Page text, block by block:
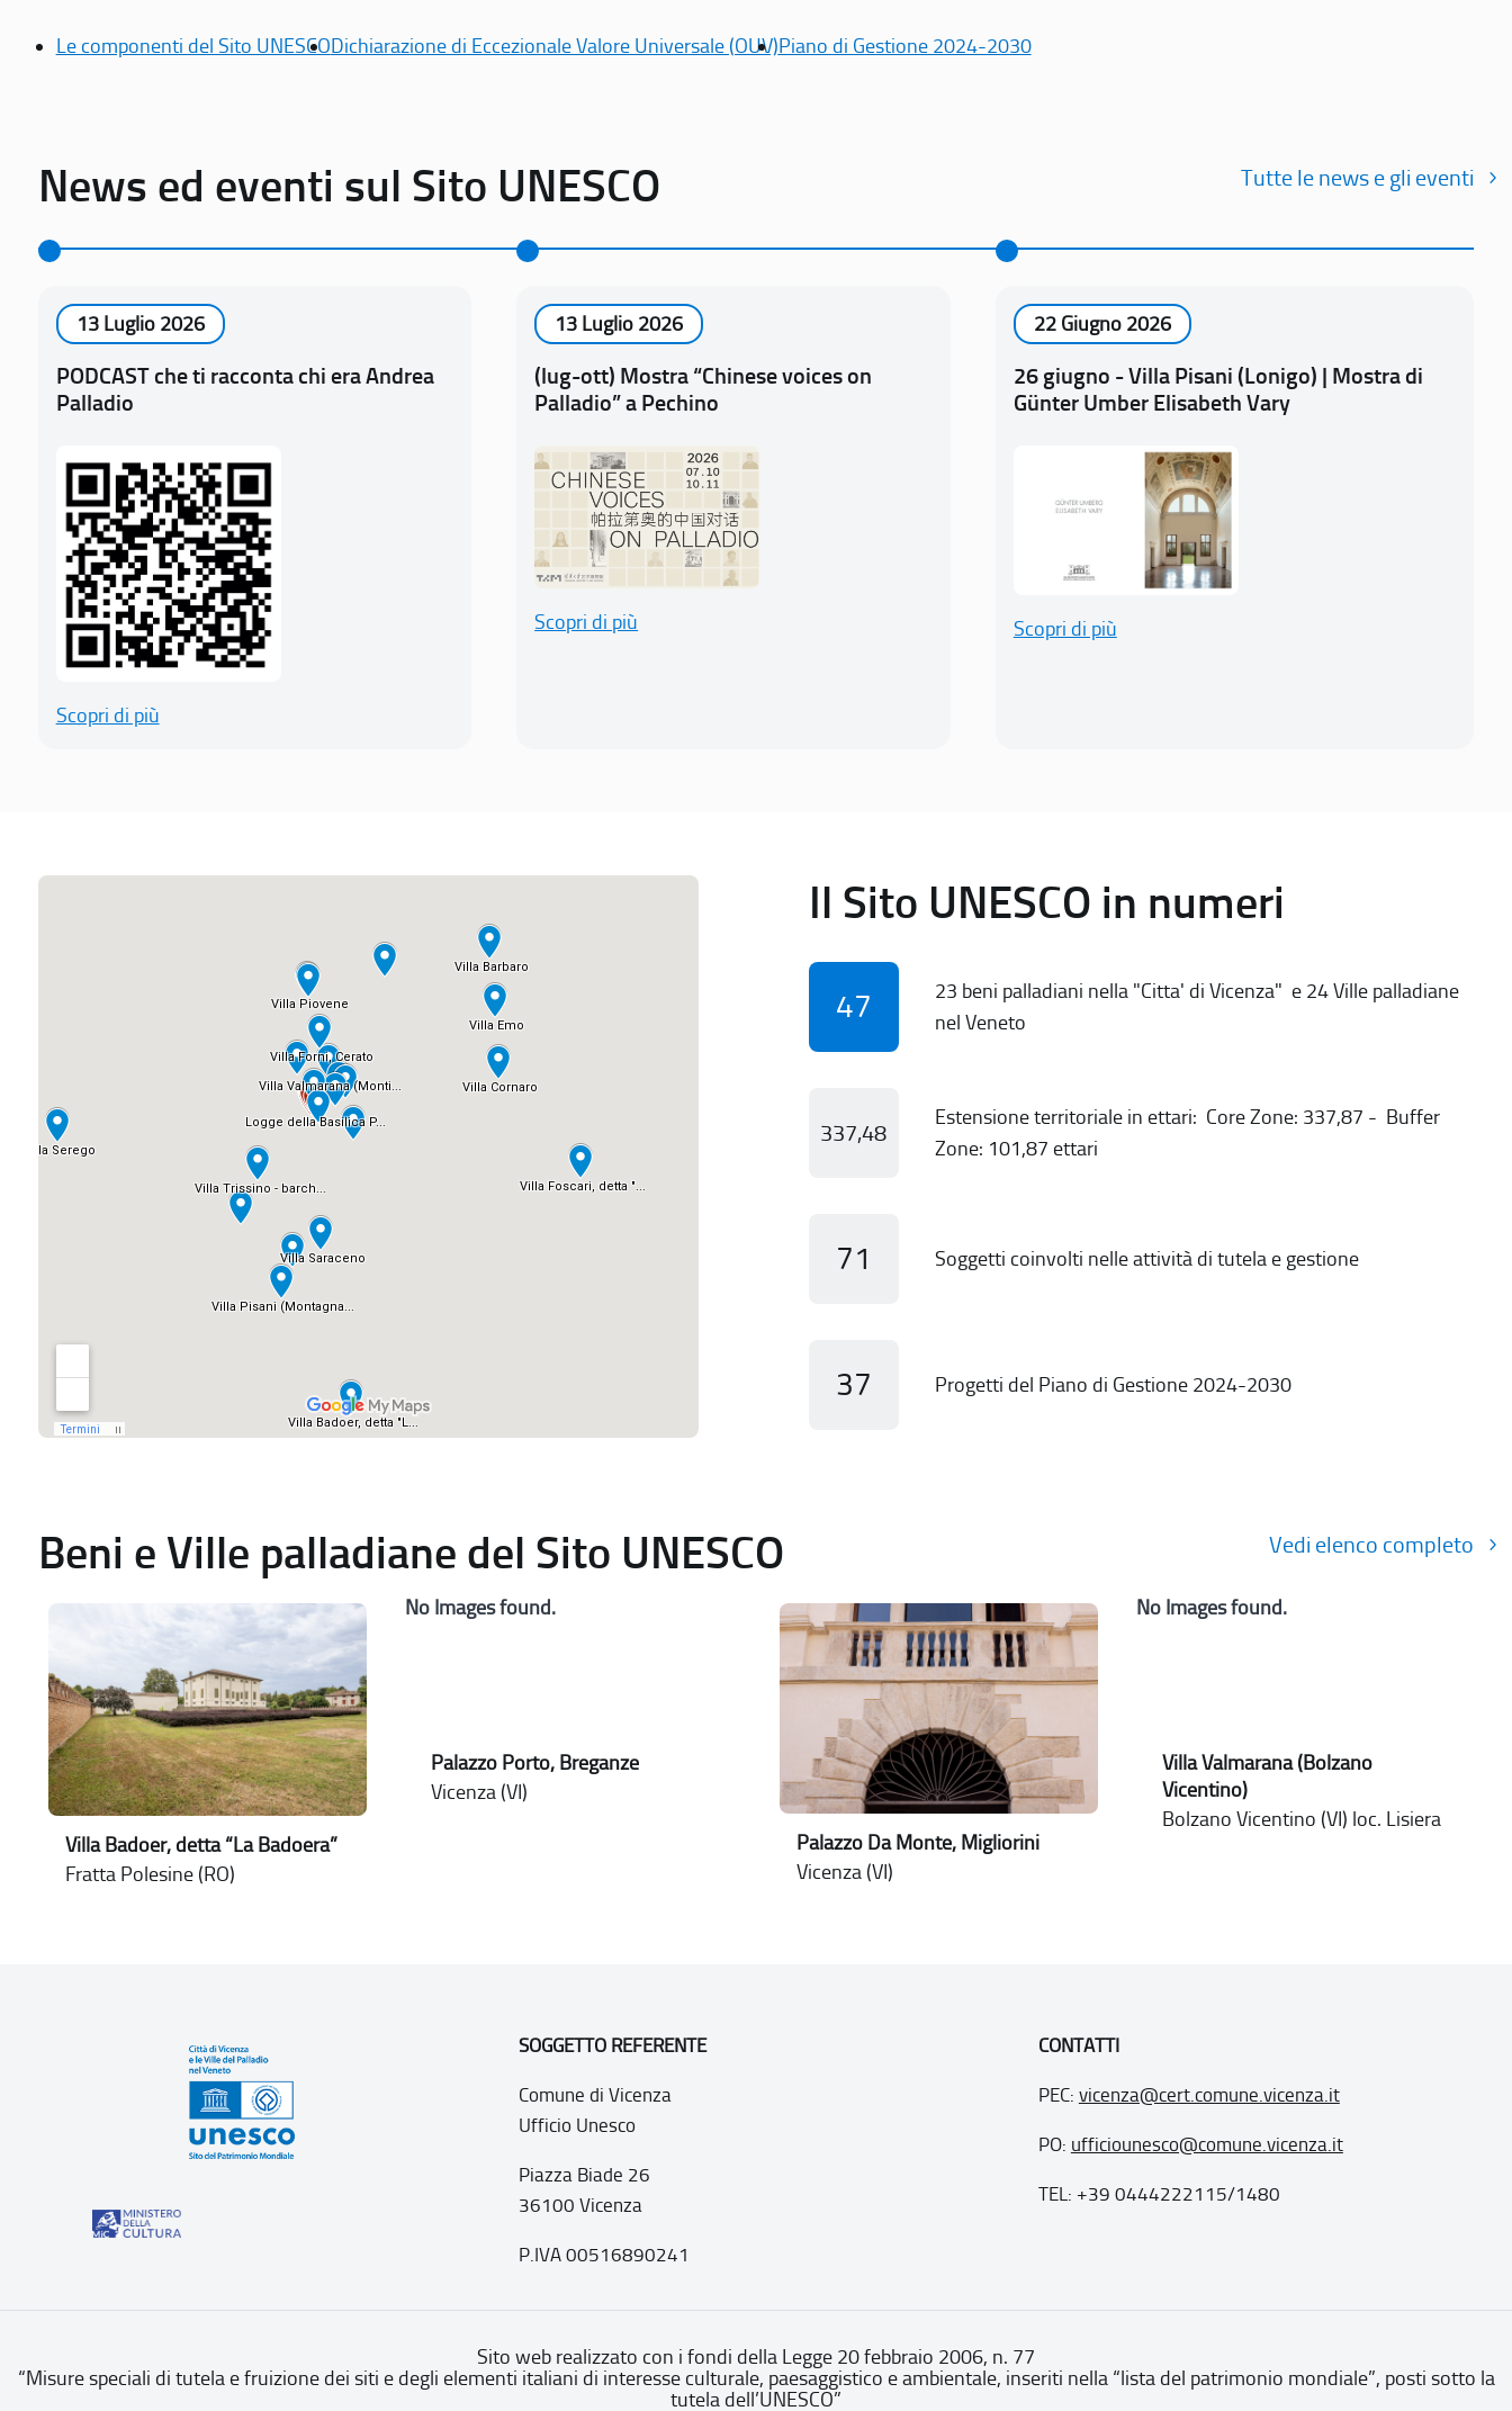
Le componenti del Sito UNESCODichiarazione di Eccezionale Valore Universale (OUV)Piano di Gestione 2024-2030
News ed eventi sul Sito UNESCO Tutte le news e gli eventi
13 Luglio 2026
PODCAST che ti racconta chi era Andrea
Palladio
Scopri di più
13 Luglio 2026
(lug-ott) Mostra “Chinese voices on
Palladio” a Pechino
Scopri di più
22 Giugno 2026
26 giugno - Villa Pisani (Lonigo) | Mostra di
Günter Umber Elisabeth Vary
Scopri di più
Il Sito UNESCO in numeri
47
23 beni palladiani nella "Citta' di Vicenza" e 24 Ville palladiane
nel Veneto
337,48
Estensione territoriale in ettari: Core Zone: 337,87 - Buffer
Zone: 101,87 ettari
71 Soggetti coinvolti nelle attività di tutela e gestione
37 Progetti del Piano di Gestione 2024-2030
Beni e Ville palladiane del Sito UNESCO Vedi elenco completo
Villa Badoer, detta “La Badoera”
Fratta Polesine (RO)
No Images found.
Palazzo Porto, Breganze
Vicenza (VI)
Palazzo Da Monte, Migliorini
Vicenza (VI)
No Images found.
Villa Valmarana (Bolzano
Vicentino)
Bolzano Vicentino (VI) loc. Lisiera
SOGGETTO REFERENTE
Comune di Vicenza
Ufficio Unesco
Piazza Biade 26
36100 Vicenza
P.IVA 00516890241
CONTATTI
PEC: vicenza@cert.comune.vicenza.it
PO: ufficiounesco@comune.vicenza.it
TEL: +39 0444222115/1480
Sito web realizzato con i fondi della Legge 20 febbraio 2006, n. 77
“Misure speciali di tutela e fruizione dei siti e degli elementi italiani di interesse culturale, paesaggistico e ambientale, inseriti nella “lista del patrimonio mondiale”, posti sotto la
tutela dell’UNESCO”